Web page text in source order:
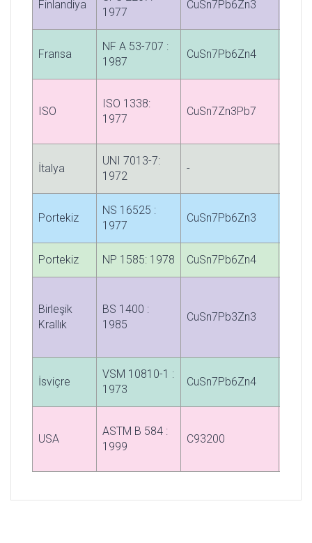
Finlandiya
1977
CuSn7Pb6Zn3
Fransa
NF A 53-707 :
1987
CuSn7Pb6Zn4
ISO
ISO 1338:
1977
CuSn7Zn3Pb7
İtalya
UNI 7013-7:
1972
-
Portekiz
NS 16525 :
1977
CuSn7Pb6Zn3
Portekiz NP 1585: 1978 CuSn7Pb6Zn4
Birleşik
Krallık
BS 1400 :
1985
CuSn7Pb3Zn3
İsviçre
VSM 10810-1 :
1973
CuSn7Pb6Zn4
USA
ASTM B 584 :
1999
C93200